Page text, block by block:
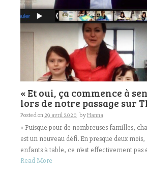
« Et oui, ça commence à
lors de notre passage sur
Posted on 29 avril 2020 byHanna
« Puisque pour de nombreuses familles,
est un nouveau défi. En presque deux
enfants à table, ce n’est effectivement pas
Read More